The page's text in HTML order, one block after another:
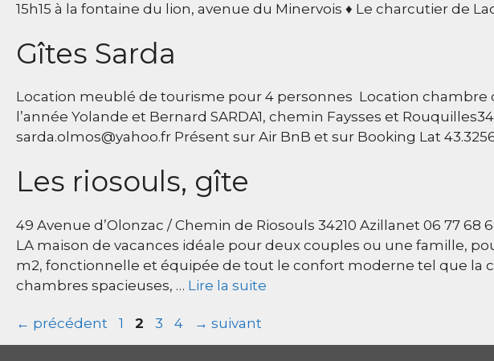
15h15 à la fontaine du lion, avenue du Minervois ♦ Le charcutier de
Gîtes Sarda
Location meublé de tourisme pour 4 personnes Location chambre
l’année Yolande et Bernard SARDA1, chemin Faysses et
sarda.olmos@yahoo.fr Présent sur Air BnB et sur Booking Lat
Les riosouls, gîte
49 Avenue d’Olonzac / Chemin de Riosouls 34210 Azillanet 06 77 68
LA maison de vacances idéale pour deux couples ou une famille,
m2, fonctionnelle et équipée de tout le confort moderne tel que la
chambres spacieuses, … Lire la suite
← précédent Page
1 Page
2 Page
3 Page
4 → suivant